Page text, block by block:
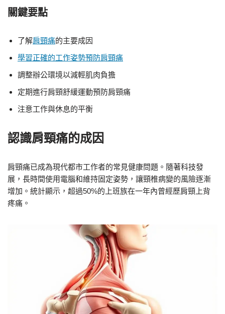
關鍵要點
了解肩頸痛的主要成因
學習正確的工作姿勢預防肩頸痛
調整辦公環境以減輕肌肉負擔
定期進行肩頸舒緩運動預防肩頸痛
注意工作與休息的平衡
認識肩頸痛的成因
肩頸痛已成為現代都市工作者的常見健康問題。隨著科技發
展，長時間使用電腦和維持固定姿勢，讓頸椎病變的風險逐漸
增加。統計顯示，超過50%的上班族在一年內曾經歷肩頸上背
疼痛。